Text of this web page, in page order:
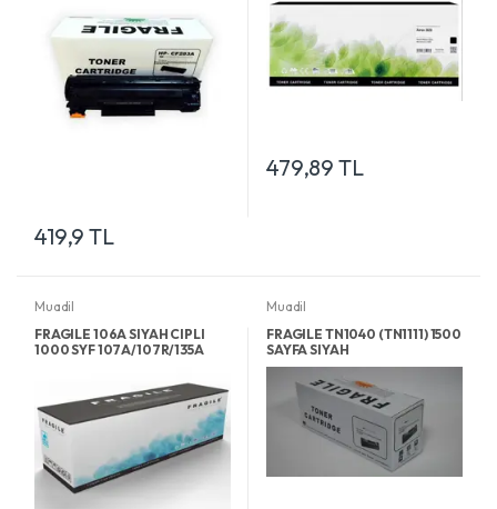
419,9 TL
479,89 TL
Muadil
FRAGILE 106A SIYAH CIPLI
1000 SYF 107A/107R/135A
Muadil
FRAGILE TN1040 (TN1111) 1500
SAYFA SIYAH